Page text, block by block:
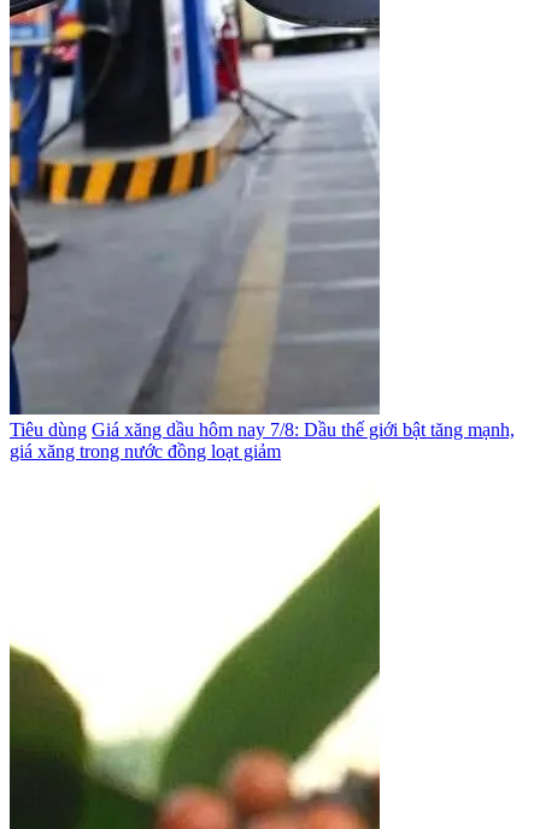
Tiêu dùng Giá xăng dầu hôm nay 7/8: Dầu thế giới bật tăng mạnh,
giá xăng trong nước đồng loạt giảm